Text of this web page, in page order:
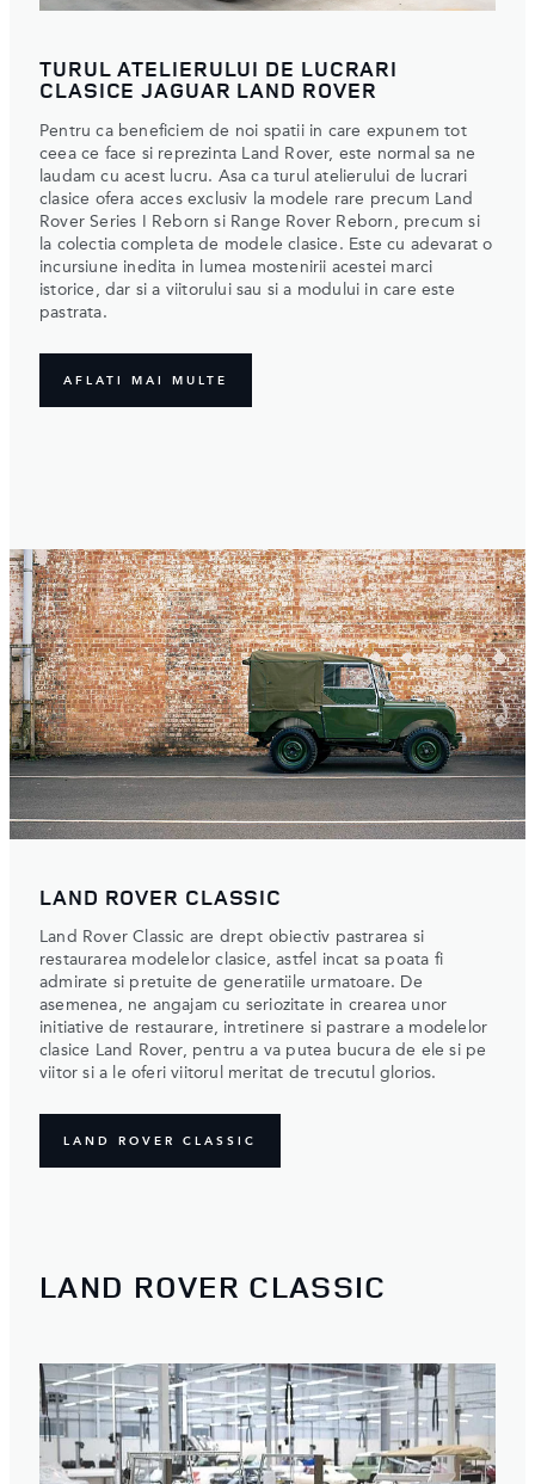
TURUL ATELIERULUI DE LUCRARI
CLASICE JAGUAR LAND ROVER
Pentru ca beneficiem de noi spatii in care expunem tot
ceea ce face si reprezinta Land Rover, este normal sa ne
laudam cu acest lucru. Asa ca turul atelierului de lucrari
clasice ofera acces exclusiv la modele rare precum Land
Rover Series I Reborn si Range Rover Reborn, precum si
la colectia completa de modele clasice. Este cu adevarat o
incursiune inedita in lumea mostenirii acestei marci
istorice, dar si a viitorului sau si a modului in care este
pastrata.
AFLATI MAI MULTE
LAND ROVER CLASSIC
Land Rover Classic are drept obiectiv pastrarea si
restaurarea modelelor clasice, astfel incat sa poata fi
admirate si pretuite de generatiile urmatoare. De
asemenea, ne angajam cu seriozitate in crearea unor
initiative de restaurare, intretinere si pastrare a modelelor
clasice Land Rover, pentru a va putea bucura de ele si pe
viitor si a le oferi viitorul meritat de trecutul glorios.
LAND ROVER CLASSIC
LAND ROVER CLASSIC